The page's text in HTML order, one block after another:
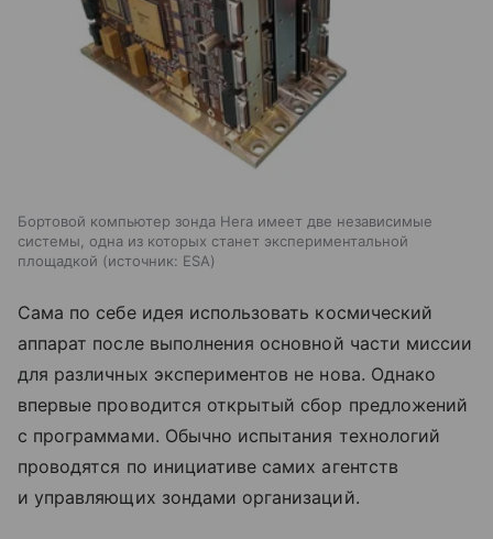
Бортовой компьютер зонда Hera имеет две независимые
системы, одна из которых станет экспериментальной
площадкой
источник: ESA
Сама по себе идея использовать космический
аппарат после выполнения основной части миссии
для различных экспериментов не нова. Однако
впервые проводится открытый сбор предложений
с программами. Обычно испытания технологий
проводятся по инициативе самих агентств
и управляющих зондами организаций.